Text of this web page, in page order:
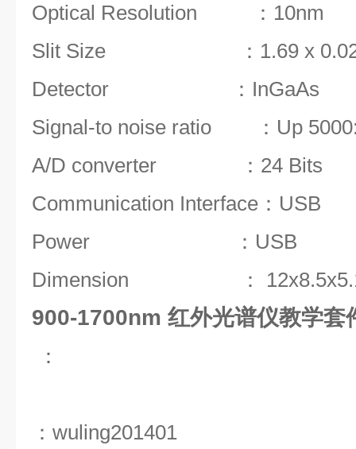
Optical Resolution ：10nm
Slit Size ：1.69 x
Detector ：InGaAs
Signal-to noise ratio ：Up
A/D converter ：24 Bits
Communication Interface：USB
Power ：USB
Dimension ：
900-1700nm 红外光谱仪教学套
：
：wuling201401